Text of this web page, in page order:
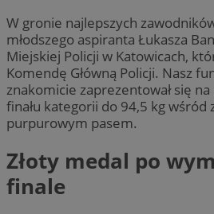
W gronie najlepszych
młodszego aspiranta Łukasza
Miejskiej Policji w Katowicach,
Komendę Główną Policji. Nasz
znakomicie zaprezentował się
finału kategorii do 94,5 kg wśród
purpurowym pasem.
Złoty medal po
finale